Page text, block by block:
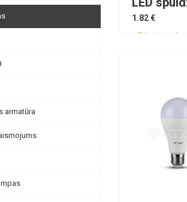
armatūra
1.82 €
Pieejams!